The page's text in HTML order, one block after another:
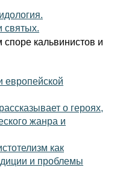
святых.
кальвинистов и
европейской
о героях,
жанра и
как
и проблемы